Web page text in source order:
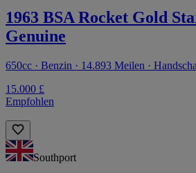
1963 BSA Rocket Gold
Genuine
650cc · Benzin · 14.893 Meilen ·
15.000 £
Empfohlen
Southport